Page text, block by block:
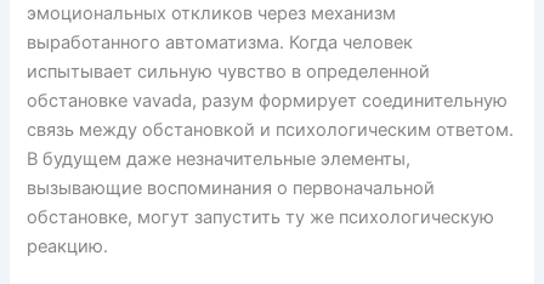
эмоциональных откликов через механизм
выработанного автоматизма. Когда человек
испытывает сильную чувство в определенной
обстановке vavada, разум формирует соединительную
связь между обстановкой и психологическим ответом.
В будущем даже незначительные элементы,
вызывающие воспоминания о первоначальной
обстановке, могут запустить ту же психологическую
реакцию.